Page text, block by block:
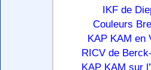
IKF de
Couleurs
KAP KAM en
RICV de
KAP KAM sur